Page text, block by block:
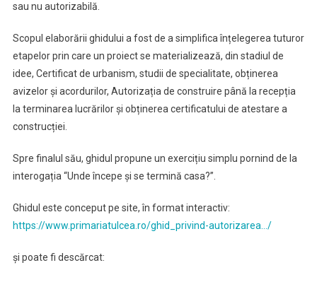
sau nu autorizabilă.
Scopul elaborării ghidului a fost de a simplifica înțelegerea tuturor
etapelor prin care un proiect se materializează, din stadiul de
idee, Certificat de urbanism, studii de specialitate, obținerea
avizelor și acordurilor, Autorizația de construire până la recepția
la terminarea lucrărilor și obținerea certificatului de atestare a
construcției.
Spre finalul său, ghidul propune un exercițiu simplu pornind de la
interogația “Unde începe și se termină casa?”.
Ghidul este conceput pe site, în format interactiv:
https://www.primariatulcea.ro/ghid_privind-autorizarea…/
și poate fi descărcat: